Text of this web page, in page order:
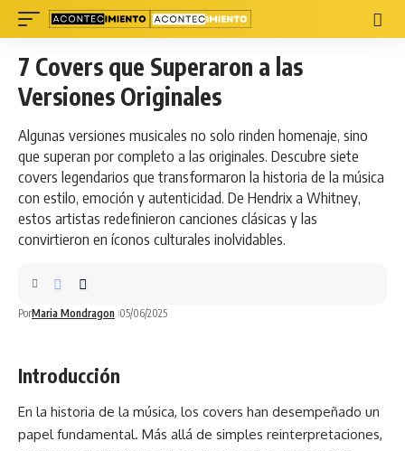
7 Covers que Superaron a las
Versiones Originales
Algunas versiones musicales no solo rinden homenaje, sino
que superan por completo a las originales. Descubre siete
covers legendarios que transformaron la historia de la música
con estilo, emoción y autenticidad. De Hendrix a Whitney,
estos artistas redefinieron canciones clásicas y las
convirtieron en íconos culturales inolvidables.
PorMaria Mondragon 05/06/2025
Introducción
En la historia de la música, los covers han desempeñado un
papel fundamental. Más allá de simples reinterpretaciones,